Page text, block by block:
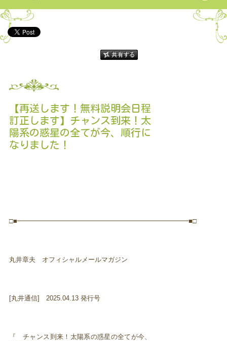
【再送します！無料説明会日程
訂正します】チャンス到来！太
陽系の惑星の全てが今、順行に
なりました！
□■━━━━━━━━━━━━━━━━━━━━━━━━━━■□
丸井章夫 オフィシャルメールマガジン
[丸井通信] 2025.04.13 発行号
『 チャンス到来！太陽系の惑星の全てが今、